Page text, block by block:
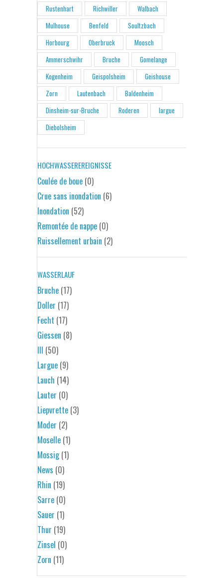
Rustenhart
Richwiller
Walbach
Mulhouse
Benfeld
Soultzbach
Horbourg
Oberbruck
Moosch
Ammerschwihr
Bruche
Gomelange
Kogenheim
Geispolsheim
Geishouse
Zorn
Lautenbach
Baldenheim
Dinsheim-sur-Bruche
Roderen
largue
Diebolsheim
HOCHWASSEREREIGNISSE
Coulée de boue (0)
Crue sans inondation (6)
Inondation (52)
Remontée de nappe (0)
Ruissellement urbain (2)
WASSERLAUF
Bruche (17)
Doller (17)
Fecht (17)
Giessen (8)
Ill (50)
Largue (9)
Lauch (14)
Lauter (0)
Liepvrette (3)
Moder (2)
Moselle (1)
Mossig(1)
News (0)
Rhin (19)
Sarre (0)
Sauer (1)
Thur (19)
Zinsel (0)
Zorn (11)